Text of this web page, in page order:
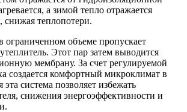
а зимой тепло отражается
теплопотери.
ограниченном объеме пропускает
Этот пар затем выводится
мембрану. За счет регулируемой
создается комфортный микроклимат в
система позволяет избежать
снижения энергоэффективности и